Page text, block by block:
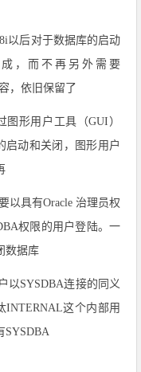
以后对于数据库的启动
，而不再另外需要
，依旧保留了
图形用户工具（GUI）
启动和关闭，图形用户
以具有Oracle 治理员权
权限的用户登陆。一
数据库
以SYSDBA连接的同义
INTERNAL这个内部用
SYSDBA